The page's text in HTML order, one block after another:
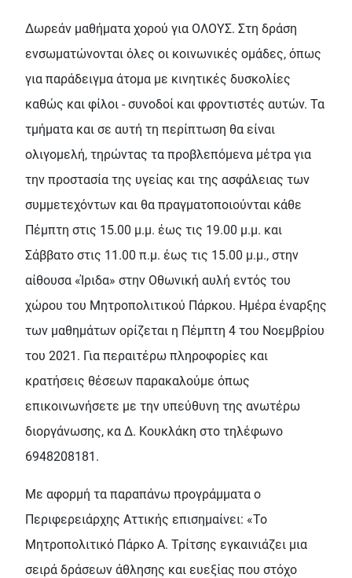
Δωρεάν μαθήματα χορού για ΟΛΟΥΣ. Στη δράση
ενσωματώνονται όλες οι κοινωνικές ομάδες, όπως
για παράδειγμα άτομα με κινητικές δυσκολίες
καθώς και φίλοι - συνοδοί και φροντιστές αυτών. Τα
τμήματα και σε αυτή τη περίπτωση θα είναι
ολιγομελή, τηρώντας τα προβλεπόμενα μέτρα για
την προστασία της υγείας και της ασφάλειας των
συμμετεχόντων και θα πραγματοποιούνται κάθε
Πέμπτη στις 15.00 μ.μ. έως τις 19.00 μ.μ. και
Σάββατο στις 11.00 π.μ. έως τις 15.00 μ.μ., στην
αίθουσα «Ίριδα» στην Οθωνική αυλή εντός του
χώρου του Μητροπολιτικού Πάρκου. Ημέρα έναρξης
των μαθημάτων ορίζεται η Πέμπτη 4 του Νοεμβρίου
του 2021. Για περαιτέρω πληροφορίες και
κρατήσεις θέσεων παρακαλούμε όπως
επικοινωνήσετε με την υπεύθυνη της ανωτέρω
διοργάνωσης, κα Δ. Κουκλάκη στο τηλέφωνο
6948208181.
Με αφορμή τα παραπάνω προγράμματα ο
Περιφερειάρχης Αττικής επισημαίνει: «Το
Μητροπολιτικό Πάρκο Α. Τρίτσης εγκαινιάζει μια
σειρά δράσεων άθλησης και ευεξίας που στόχο